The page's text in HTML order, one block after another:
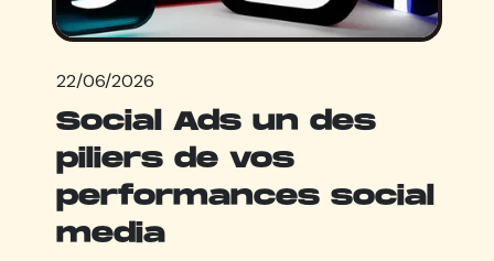
22/06/2026
Social Ads un des
piliers de vos
performances social
media